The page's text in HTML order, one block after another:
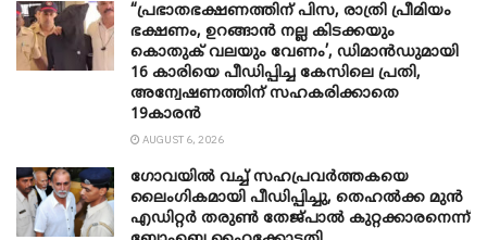
“പ്രഭാതഭക്ഷണത്തിന് പിസ, രാത്രി പ്രീമിയം
ഭക്ഷണം, ഉറങ്ങാന്‍ നല്ല കിടക്കയും
കൊതുക് വലയും വേണം’, ഡിമാന്‍ഡുമായി
16 കാരിയെ പീഡിപ്പിച്ച കേസിലെ പ്രതി,
അന്വേഷണത്തിന് സഹകരിക്കാതെ
19കാരന്‍
AUGUST 6, 2026
ഗോവയിൽ വച്ച് സഹപ്രവര്‍ത്തകയെ
ലൈംഗികമായി പീഡിപ്പിച്ചു, തെഹൽക്ക മുൻ
എഡിറ്റർ തരുൺ തേജ്പാൽ കുറ്റക്കാരനെന്ന്